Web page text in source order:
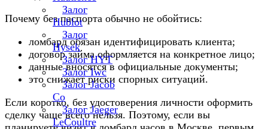
Залог
Hublot
Залог
Hysek
Залог HYT
Залог Iwc
Залог Jacob
Co
Залог Jaeger
LeCoultre
Почему без паспорта обычно не обойтись:
ломбард обязан идентифицировать клиента;
договор займа оформляется на конкретное лицо;
данные вносятся в официальные документы;
это снижает риски спорных ситуаций.
Если коротко, без удостоверения личности оформить
сделку чаще всего нельзя. Поэтому, если вы